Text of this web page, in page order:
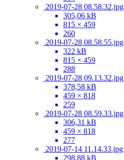
2019-07-28 08.58.32.jpg
305,06 kB
815 × 459
260
2019-07-28 08.58.55.jpg
322 kB
815 × 459
288
2019-07-28 09.13.32.jpg
378,58 kB
459 × 818
259
2019-07-28 08.59.33.jpg
306,31 kB
459 × 818
277
2019-07-14 11.14.33.jpg
298,88 kB